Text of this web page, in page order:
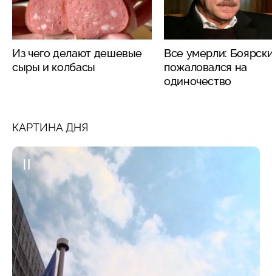
Из чего делают дешевые
сыры и колбасы
Все умерли:
пожаловался на
одиночество
КАРТИНА ДНЯ